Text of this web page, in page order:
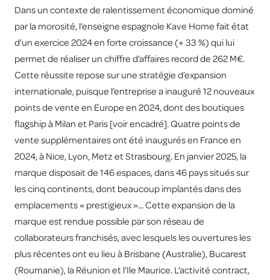
Dans un contexte de ralentissement économique dominé
par la morosité, l’enseigne espagnole Kave Home fait état
d’un exercice 2024 en forte croissance (+ 33 %) qui lui
permet de réaliser un chiffre d’affaires record de 262 M€.
Cette réussite repose sur une stratégie d’expansion
internationale, puisque l’entreprise a inauguré 12 nouveaux
points de vente en Europe en 2024, dont des boutiques
flagship à Milan et Paris [voir encadré]. Quatre points de
vente supplémentaires ont été inaugurés en France en
2024, à Nice, Lyon, Metz et Strasbourg. En janvier 2025, la
marque disposait de 146 espaces, dans 46 pays situés sur
les cinq continents, dont beaucoup implantés dans des
emplacements « prestigieux »... Cette expansion de la
marque est rendue possible par son réseau de
collaborateurs franchisés, avec lesquels les ouvertures les
plus récentes ont eu lieu à Brisbane (Australie), Bucarest
(Roumanie), la Réunion et l’Ile Maurice. L’activité contract,